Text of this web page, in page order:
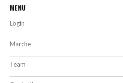
MENU
Login
Marche
Team